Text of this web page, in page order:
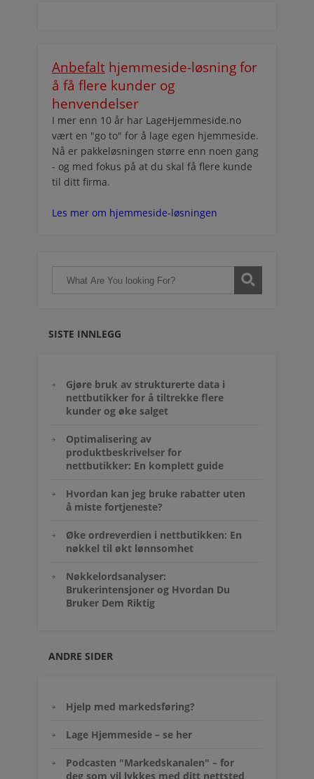
Anbefalt hjemmeside-løsning for
å få flere kunder og
henvendelser
I mer enn 10 år har LageHjemmeside.no
vært en "go to" for å lage egen hjemmeside.
Nå er pakkeløsningen større enn noen gang
- og med fokus på at du skal få flere kunde
til ditt firma.
Les mer om hjemmeside-løsningen
SISTE INNLEGG
Gjøre bruk av strukturerte data i
nettbutikker for å tiltrekke flere
kunder og øke salget
Optimalisering av
produktbeskrivelser for
nettbutikker: En komplett guide
Hvordan kan jeg bruke rabatter uten
å miste fortjeneste?
Øke ordreverdien i nettbutikken: En
nøkkel til økt lønnsomhet
Nøkkelordsanalyser:
Brukerintensjoner og Hvordan Du
Bruker Dem Riktig
ANDRE SIDER
Hjelp med markedsføring?
Lage Hjemmeside – se her
Podcasten "Markedskanalen" – for
deg som vil lykkes med ditt nettsted